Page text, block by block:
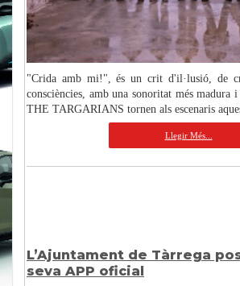
"Crida amb mi!", és un crit d'il·lusió, de
consciències, amb una sonoritat més madura i
THE TARGARIANS tornen als escenaris
Llegir Més...
L’Ajuntament de Tàrrega
seva APP oficial